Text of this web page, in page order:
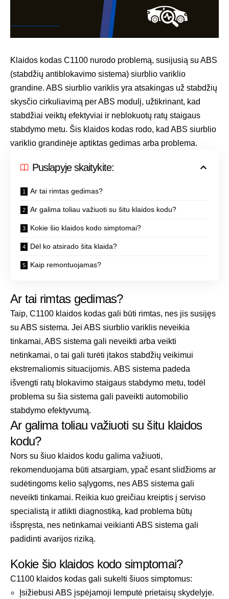
Klaidos kodas C1100 nurodo problemą, susijusią su ABS
(stabdžių antiblokavimo sistema) siurblio variklio
grandine. ABS siurblio variklis yra atsakingas už stabdžių
skysčio cirkuliavimą per ABS modulį, užtikrinant, kad
stabdžiai veiktų efektyviai ir neblokuotų ratų staigaus
stabdymo metu. Šis klaidos kodas rodo, kad ABS siurblio
variklio grandinėje aptiktas gedimas arba problema.
Puslapyje skaitykite:
Ar tai rimtas gedimas?
Ar galima toliau važiuoti su šitu klaidos kodu?
Kokie šio klaidos kodo simptomai?
Dėl ko atsirado šita klaida?
Kaip remontuojamas?
Ar tai rimtas gedimas?
Taip, C1100 klaidos kodas gali būti rimtas, nes jis susijęs
su ABS sistema. Jei ABS siurblio variklis neveikia
tinkamai, ABS sistema gali neveikti arba veikti
netinkamai, o tai gali turėti įtakos stabdžių veikimui
ekstremaliomis situacijomis. ABS sistema padeda
išvengti ratų blokavimo staigaus stabdymo metu, todėl
problema su šia sistema gali paveikti automobilio
stabdymo efektyvumą.
Ar galima toliau važiuoti su šitu klaidos
kodu?
Nors su šiuo klaidos kodu galima važiuoti,
rekomenduojama būti atsargiam, ypač esant slidžioms ar
sudėtingoms kelio sąlygoms, nes ABS sistema gali
neveikti tinkamai. Reikia kuo greičiau kreiptis į serviso
specialistą ir atlikti diagnostiką, kad problema būtų
išspręsta, nes netinkamai veikianti ABS sistema gali
padidinti avarijos riziką.
Kokie šio klaidos kodo simptomai?
C1100 klaidos kodas gali sukelti šiuos simptomus:
Įsižiebusi ABS įspėjamoji lemputė prietaisų skydelyje.